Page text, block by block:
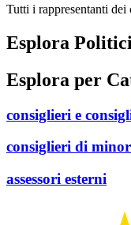
Tutti i rappresentanti
Esplora Politici
Esplora per
consiglieri e
consiglieri di
assessori esterni